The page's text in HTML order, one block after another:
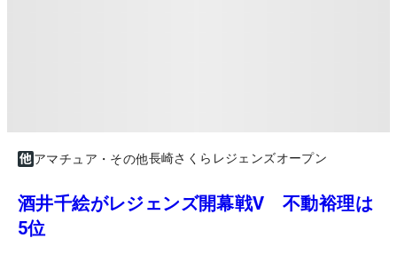
アマチュア・その他長崎さくらレジェンズオープン
酒井千絵がレジェンズ開幕戦V 不動裕理は
5位